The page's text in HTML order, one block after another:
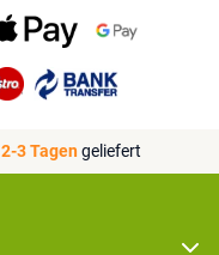
2-3 Tagengeliefert